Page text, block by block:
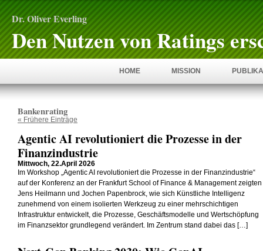
Dr. Oliver Everling
Den Nutzen von Ratings
HOME MISSION
Bankenrating
« Frühere Einträge
Agentic AI revolutioniert die Prozesse in der
Finanzindustrie
Mittwoch, 22.April 2026
Im Workshop „Agentic AI revolutioniert die Prozesse in der Finanzindustrie“
auf der Konferenz an der Frankfurt School of Finance & Management zeigten
Jens Heilmann und Jochen Papenbrock, wie sich Künstliche Intelligenz
zunehmend von einem isolierten Werkzeug zu einer mehrschichtigen
Infrastruktur entwickelt, die Prozesse, Geschäftsmodelle und Wertschöpfung
im Finanzsektor grundlegend verändert. Im Zentrum stand dabei das […]